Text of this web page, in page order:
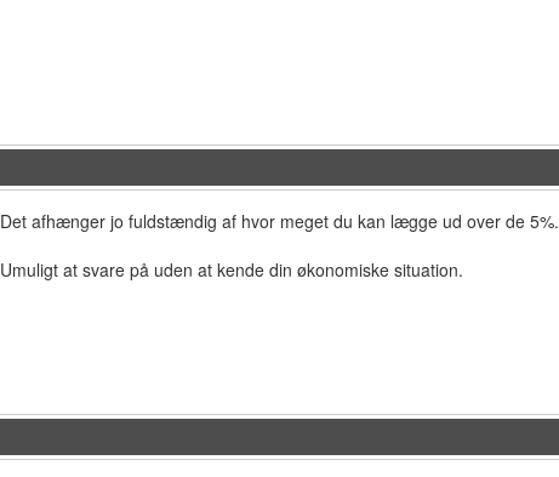
Det afhænger jo fuldstændig af hvor meget du kan lægge ud over de 5%.
Umuligt at svare på uden at kende din økonomiske situation.